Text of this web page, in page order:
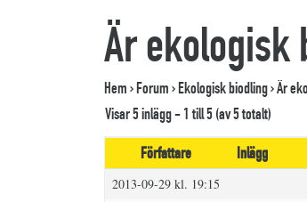
Är ekologisk
Hem›Forum›Ekologisk biodling›Är
Visar 5 inlägg - 1 till 5 (av 5 totalt)
Författare
Inlägg
2013-09-29 kl. 19:15